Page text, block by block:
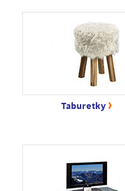
Taburetky ›